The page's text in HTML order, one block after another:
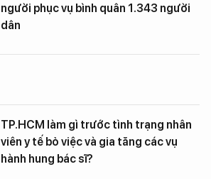
người phục vụ bình quân 1.343 người
dân
TP.HCM làm gì trước tình trạng nhân
viên y tế bỏ việc và gia tăng các vụ
hành hung bác sĩ?